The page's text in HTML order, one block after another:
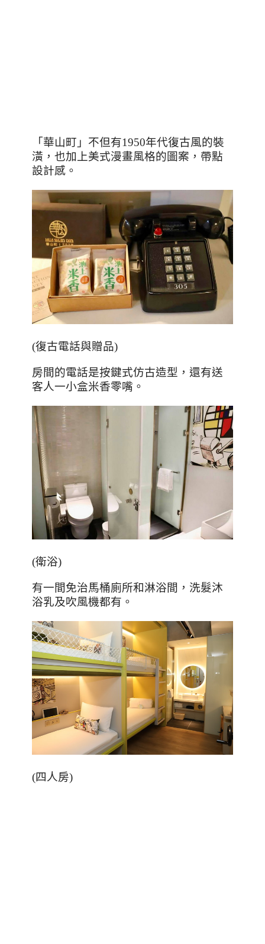
「華山町」不但有1950年代復古風的裝
潢，也加上美式漫畫風格的圖案，帶點
設計感。
(復古電話與贈品)
房間的電話是按鍵式仿古造型，還有送
客人一小盒米香零嘴。
(衛浴)
有一間免治馬桶廁所和淋浴間，洗髮沐
浴乳及吹風機都有。
(四人房)